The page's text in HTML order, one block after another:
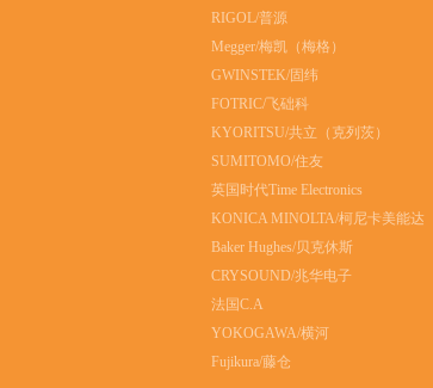
RIGOL/普源
Megger/梅凯（梅格）
GWINSTEK/固纬
FOTRIC/飞础科
KYORITSU/共立（克列茨）
SUMITOMO/住友
英国时代Time Electronics
KONICA MINOLTA/柯尼卡美能达
Baker Hughes/贝克休斯
CRYSOUND/兆华电子
法国C.A
YOKOGAWA/横河
Fujikura/藤仓